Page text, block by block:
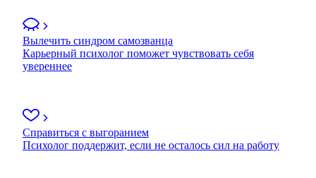
Вылечить синдром самозванца
Карьерный психолог поможет чувствовать себя
увереннее
Справиться с выгоранием
Психолог поддержит, если не осталось сил на работу